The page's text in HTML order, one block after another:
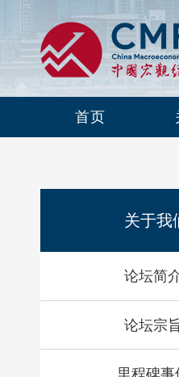
首页
关于我
论坛简
论坛宗
里程碑事